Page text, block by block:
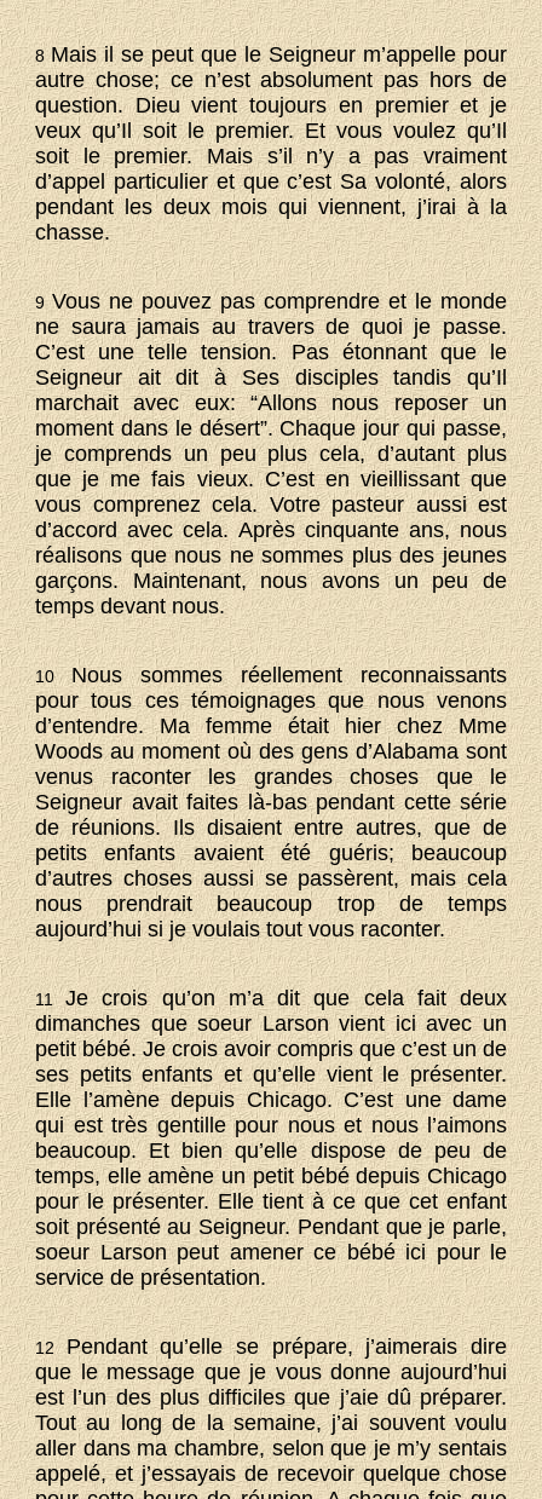
8Mais il se peut que le Seigneur m’appelle pour
autre chose; ce n’est absolument pas hors de
question. Dieu vient toujours en premier et je
veux qu’Il soit le premier. Et vous voulez qu’Il
soit le premier. Mais s’il n’y a pas vraiment
d’appel particulier et que c’est Sa volonté, alors
pendant les deux mois qui viennent, j’irai à la
chasse.
9Vous ne pouvez pas comprendre et le monde
ne saura jamais au travers de quoi je passe.
C’est une telle tension. Pas étonnant que le
Seigneur ait dit à Ses disciples tandis qu’Il
marchait avec eux: “Allons nous reposer un
moment dans le désert”. Chaque jour qui passe,
je comprends un peu plus cela, d’autant plus
que je me fais vieux. C’est en vieillissant que
vous comprenez cela. Votre pasteur aussi est
d’accord avec cela. Après cinquante ans, nous
réalisons que nous ne sommes plus des jeunes
garçons. Maintenant, nous avons un peu de
temps devant nous.
10Nous sommes réellement reconnaissants
pour tous ces témoignages que nous venons
d’entendre. Ma femme était hier chez Mme
Woods au moment où des gens d’Alabama sont
venus raconter les grandes choses que le
Seigneur avait faites là-bas pendant cette série
de réunions. Ils disaient entre autres, que de
petits enfants avaient été guéris; beaucoup
d’autres choses aussi se passèrent, mais cela
nous prendrait beaucoup trop de temps
aujourd’hui si je voulais tout vous raconter.
11Je crois qu’on m’a dit que cela fait deux
dimanches que soeur Larson vient ici avec un
petit bébé. Je crois avoir compris que c’est un de
ses petits enfants et qu’elle vient le présenter.
Elle l’amène depuis Chicago. C’est une dame
qui est très gentille pour nous et nous l’aimons
beaucoup. Et bien qu’elle dispose de peu de
temps, elle amène un petit bébé depuis Chicago
pour le présenter. Elle tient à ce que cet enfant
soit présenté au Seigneur. Pendant que je parle,
soeur Larson peut amener ce bébé ici pour le
service de présentation.
12Pendant qu’elle se prépare, j’aimerais dire
que le message que je vous donne aujourd’hui
est l’un des plus difficiles que j’aie dû préparer.
Tout au long de la semaine, j’ai souvent voulu
aller dans ma chambre, selon que je m’y sentais
appelé, et j’essayais de recevoir quelque chose